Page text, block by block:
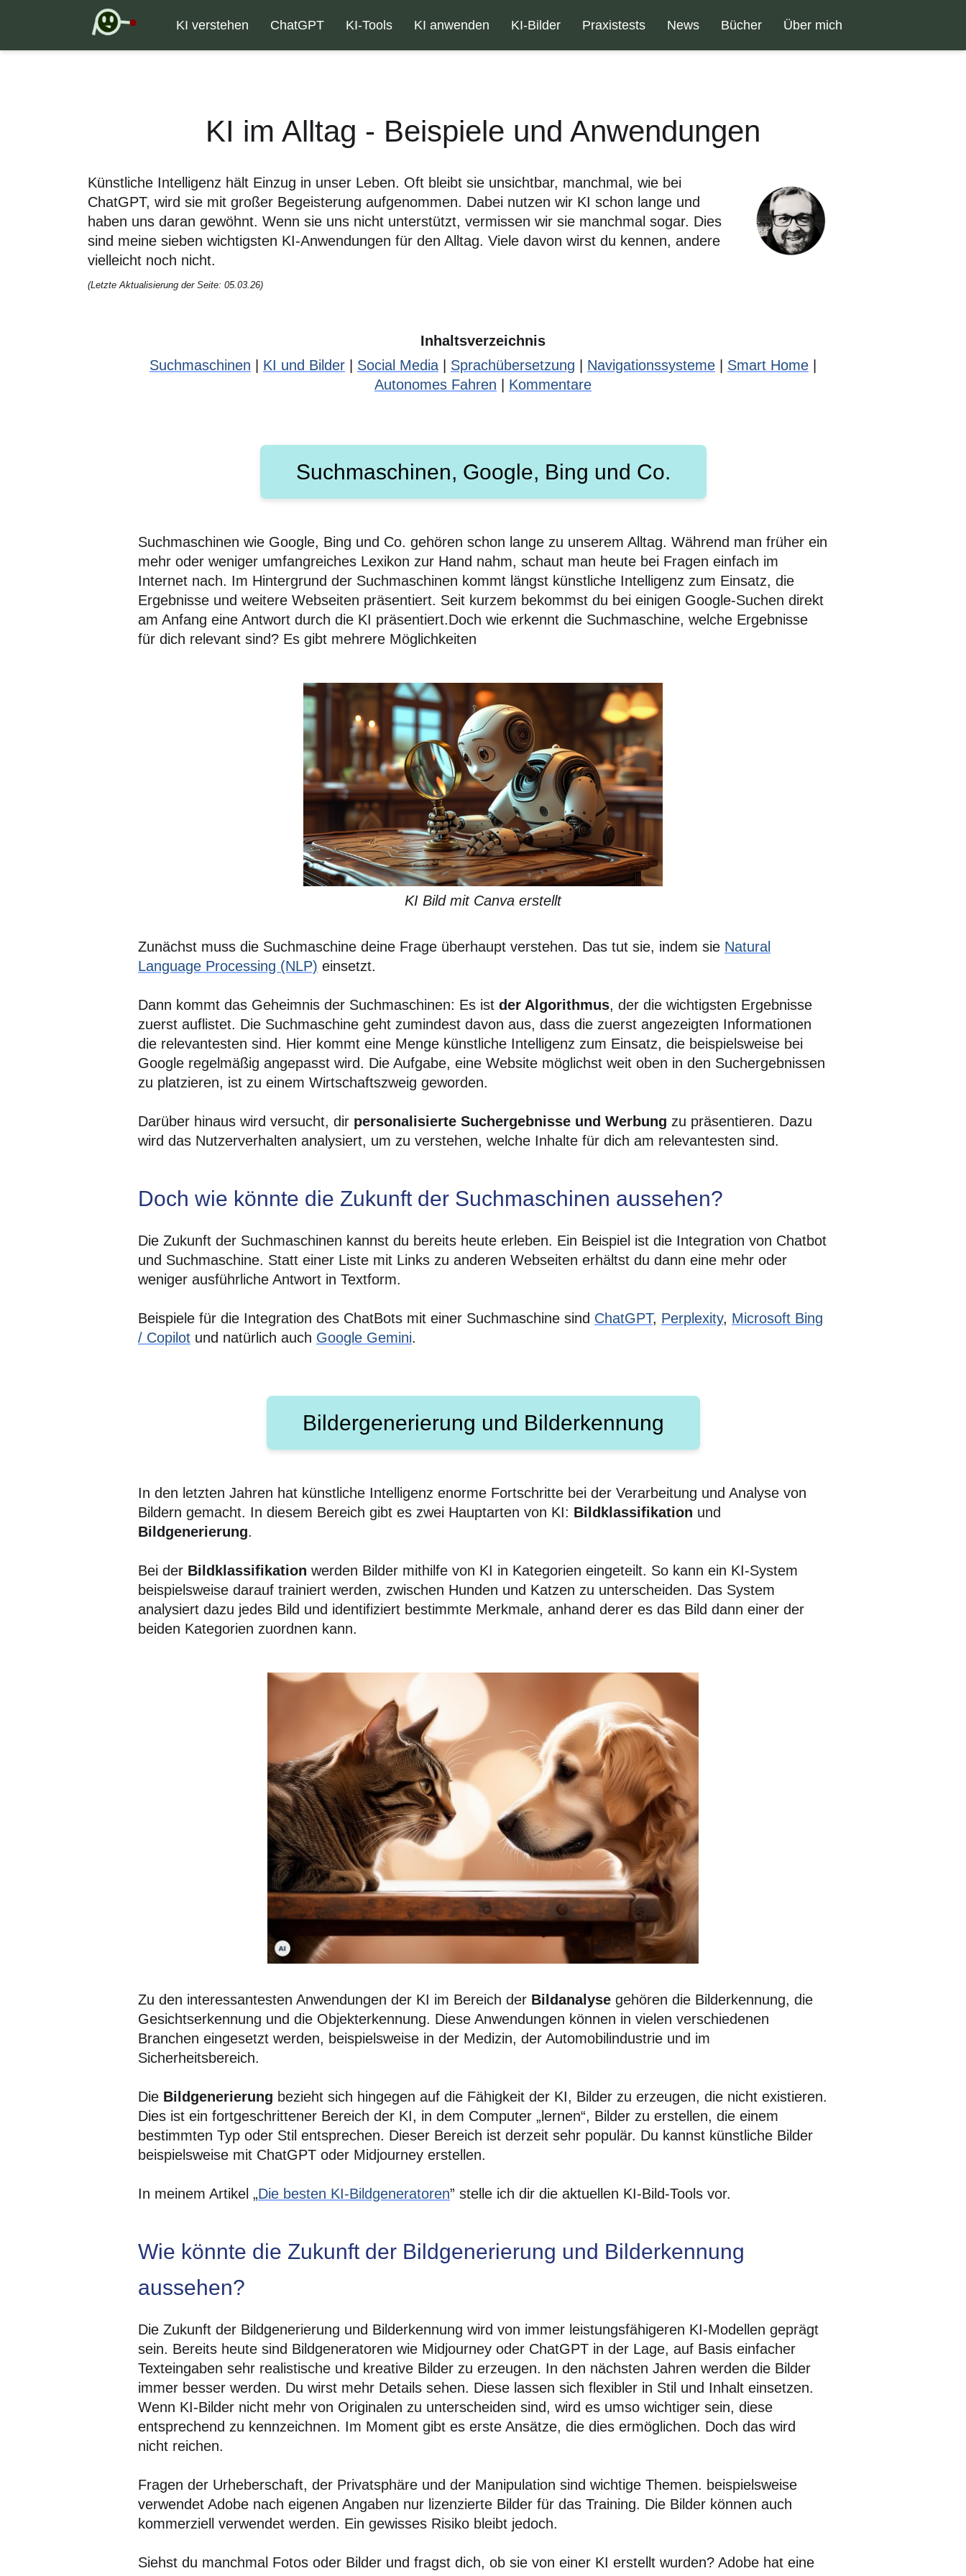
KI verstehen ChatGPT KI-Tools KI anwenden KI-Bilder Praxistests News Bücher Über mich
KI im Alltag - Beispiele und Anwendungen
Künstliche Intelligenz hält Einzug in unser Leben. Oft bleibt sie unsichtbar, manchmal, wie bei
ChatGPT, wird sie mit großer Begeisterung aufgenommen. Dabei nutzen wir KI schon lange und
haben uns daran gewöhnt. Wenn sie uns nicht unterstützt, vermissen wir sie manchmal sogar. Dies
sind meine sieben wichtigsten KI-Anwendungen für den Alltag. Viele davon wirst du kennen, andere
vielleicht noch nicht.
(Letzte Aktualisierung der Seite: 05.03.26)
Inhaltsverzeichnis
Suchmaschinen
KI und Bilder Social Media Sprachübersetzung Navigationssysteme Smart Home
Autonomes Fahren
Kommentare
Suchmaschinen, Google, Bing und Co.
Suchmaschinen wie Google, Bing und Co. gehören schon lange zu unserem Alltag. Während man früher ein
mehr oder weniger umfangreiches Lexikon zur Hand nahm, schaut man heute bei Fragen einfach im
Internet nach. Im Hintergrund der Suchmaschinen kommt längst künstliche Intelligenz zum Einsatz, die
Ergebnisse und weitere Webseiten präsentiert. Seit kurzem bekommst du bei einigen Google-Suchen direkt
am Anfang eine Antwort durch die KI präsentiert.Doch wie erkennt die Suchmaschine, welche Ergebnisse
für dich relevant sind? Es gibt mehrere Möglichkeiten
KI Bild mit Canva erstellt
Zunächst muss die Suchmaschine deine Frage überhaupt verstehen. Das tut sie, indem sie Natural
Language Processing (NLP) einsetzt.
Dann kommt das Geheimnis der Suchmaschinen: Es ist der Algorithmus, der die wichtigsten Ergebnisse
zuerst auflistet. Die Suchmaschine geht zumindest davon aus, dass die zuerst angezeigten Informationen
die relevantesten sind. Hier kommt eine Menge künstliche Intelligenz zum Einsatz, die beispielsweise bei
Google regelmäßig angepasst wird. Die Aufgabe, eine Website möglichst weit oben in den Suchergebnissen
zu platzieren, ist zu einem Wirtschaftszweig geworden.
Darüber hinaus wird versucht, dir personalisierte Suchergebnisse und Werbung zu präsentieren. Dazu
wird das Nutzerverhalten analysiert, um zu verstehen, welche Inhalte für dich am relevantesten sind.
Doch wie könnte die Zukunft der Suchmaschinen aussehen?
Die Zukunft der Suchmaschinen kannst du bereits heute erleben. Ein Beispiel ist die Integration von Chatbot
und Suchmaschine. Statt einer Liste mit Links zu anderen Webseiten erhältst du dann eine mehr oder
weniger ausführliche Antwort in Textform.
Beispiele für die Integration des ChatBots mit einer Suchmaschine sind ChatGPT, Perplexity, Microsoft Bing
/ Copilot und natürlich auch Google Gemini.
Bildergenerierung und Bilderkennung
In den letzten Jahren hat künstliche Intelligenz enorme Fortschritte bei der Verarbeitung und Analyse von
Bildern gemacht. In diesem Bereich gibt es zwei Hauptarten von KI: Bildklassifikation und
Bildgenerierung.
Bei der Bildklassifikation werden Bilder mithilfe von KI in Kategorien eingeteilt. So kann ein KI-System
beispielsweise darauf trainiert werden, zwischen Hunden und Katzen zu unterscheiden. Das System
analysiert dazu jedes Bild und identifiziert bestimmte Merkmale, anhand derer es das Bild dann einer der
beiden Kategorien zuordnen kann.
Zu den interessantesten Anwendungen der KI im Bereich der Bildanalyse gehören die Bilderkennung, die
Gesichtserkennung und die Objekterkennung. Diese Anwendungen können in vielen verschiedenen
Branchen eingesetzt werden, beispielsweise in der Medizin, der Automobilindustrie und im
Sicherheitsbereich.
Die Bildgenerierung bezieht sich hingegen auf die Fähigkeit der KI, Bilder zu erzeugen, die nicht existieren.
Dies ist ein fortgeschrittener Bereich der KI, in dem Computer „lernen“, Bilder zu erstellen, die einem
bestimmten Typ oder Stil entsprechen. Dieser Bereich ist derzeit sehr populär. Du kannst künstliche Bilder
beispielsweise mit ChatGPT oder Midjourney erstellen.
In meinem Artikel „Die besten KI-Bildgeneratoren” stelle ich dir die aktuellen KI-Bild-Tools vor.
Wie könnte die Zukunft der Bildgenerierung und Bilderkennung
aussehen?
Die Zukunft der Bildgenerierung und Bilderkennung wird von immer leistungsfähigeren KI-Modellen geprägt
sein. Bereits heute sind Bildgeneratoren wie Midjourney oder ChatGPT in der Lage, auf Basis einfacher
Texteingaben sehr realistische und kreative Bilder zu erzeugen. In den nächsten Jahren werden die Bilder
immer besser werden. Du wirst mehr Details sehen. Diese lassen sich flexibler in Stil und Inhalt einsetzen.
Wenn KI-Bilder nicht mehr von Originalen zu unterscheiden sind, wird es umso wichtiger sein, diese
entsprechend zu kennzeichnen. Im Moment gibt es erste Ansätze, die dies ermöglichen. Doch das wird
nicht reichen.
Fragen der Urheberschaft, der Privatsphäre und der Manipulation sind wichtige Themen. beispielsweise
verwendet Adobe nach eigenen Angaben nur lizenzierte Bilder für das Training. Die Bilder können auch
kommerziell verwendet werden. Ein gewisses Risiko bleibt jedoch.
Siehst du manchmal Fotos oder Bilder und fragst dich, ob sie von einer KI erstellt wurden? Adobe hat eine